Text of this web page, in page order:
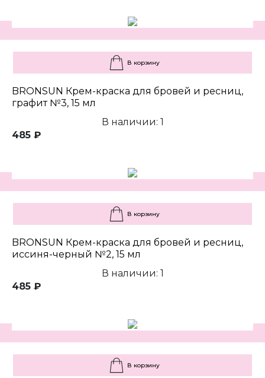
В корзину
BRONSUN Крем-краска для бровей и ресниц,
графит №3, 15 мл
В наличии: 1
485 ₽
В корзину
BRONSUN Крем-краска для бровей и ресниц,
иссиня-черный №2, 15 мл
В наличии: 1
485 ₽
В корзину